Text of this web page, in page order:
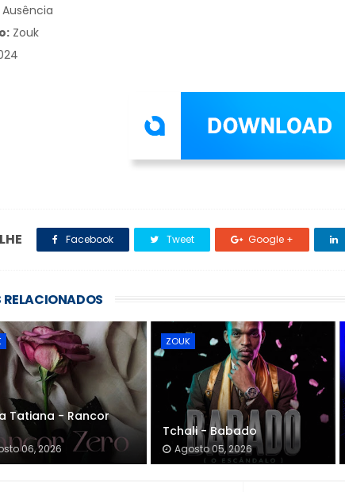
Ausência
Zouk
Facebook Tweet Google +
RELACIONADOS
Tatiana - Rancor
06, 2026
ZOUK
Tchali - Babado
Agosto 05, 2026